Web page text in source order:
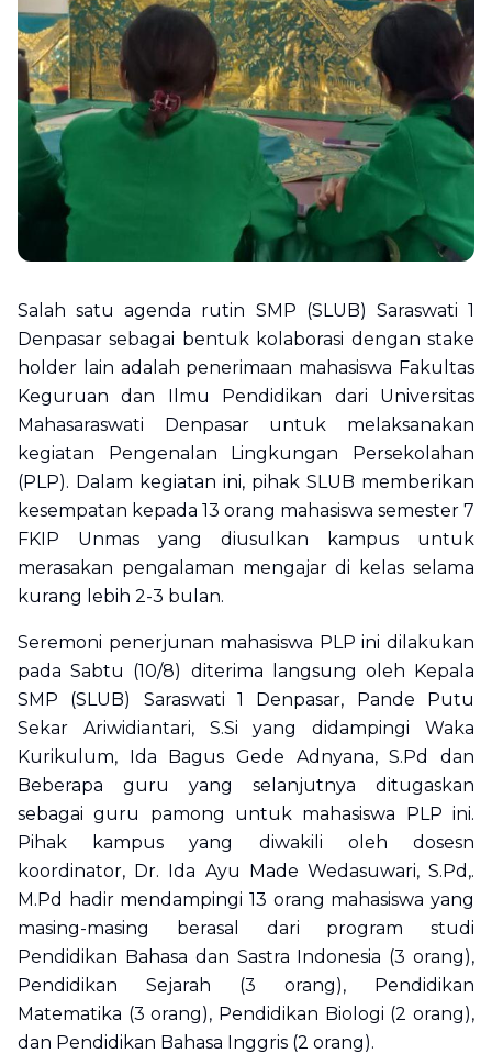
Salah satu agenda rutin SMP (SLUB) Saraswati 1
Denpasar sebagai bentuk kolaborasi dengan stake
holder lain adalah penerimaan mahasiswa Fakultas
Keguruan dan Ilmu Pendidikan dari Universitas
Mahasaraswati Denpasar untuk melaksanakan
kegiatan Pengenalan Lingkungan Persekolahan
(PLP). Dalam kegiatan ini, pihak SLUB memberikan
kesempatan kepada 13 orang mahasiswa semester 7
FKIP Unmas yang diusulkan kampus untuk
merasakan pengalaman mengajar di kelas selama
kurang lebih 2-3 bulan.
Seremoni penerjunan mahasiswa PLP ini dilakukan
pada Sabtu (10/8) diterima langsung oleh Kepala
SMP (SLUB) Saraswati 1 Denpasar, Pande Putu
Sekar Ariwidiantari, S.Si yang didampingi Waka
Kurikulum, Ida Bagus Gede Adnyana, S.Pd dan
Beberapa guru yang selanjutnya ditugaskan
sebagai guru pamong untuk mahasiswa PLP ini.
Pihak kampus yang diwakili oleh dosesn
koordinator, Dr. Ida Ayu Made Wedasuwari, S.Pd,.
M.Pd hadir mendampingi 13 orang mahasiswa yang
masing-masing berasal dari program studi
Pendidikan Bahasa dan Sastra Indonesia (3 orang),
Pendidikan Sejarah (3 orang), Pendidikan
Matematika (3 orang), Pendidikan Biologi (2 orang),
dan Pendidikan Bahasa Inggris (2 orang).